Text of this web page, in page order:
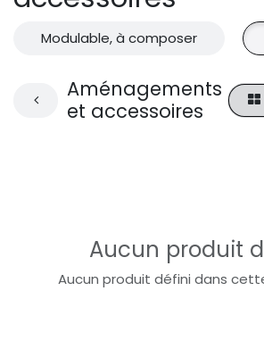
Modulable, à composer
Aménagements
et accessoires
Aucun produit
Aucun produit défini dans